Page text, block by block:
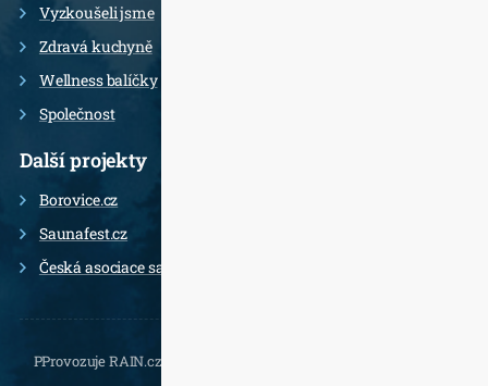
Vyzkoušeli jsme
Zdravá kuchyně
Wellness balíčky
Společnost
Další projekty
Borovice.cz
Saunafest.cz
Česká asociace saunérů
PProvozuje RAIN.cz, Daliborova 22a, 102 00 Praha 10 - Hostivař,